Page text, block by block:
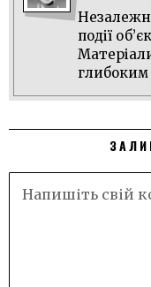
події
глибоким